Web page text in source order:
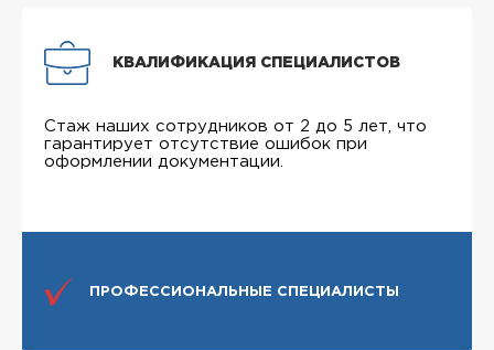
КВАЛИФИКАЦИЯ СПЕЦИАЛИСТОВ
Стаж наших сотрудников от 2 до 5 лет, что
гарантирует отсутствие ошибок при
оформлении документации.
ПРОФЕССИОНАЛЬНЫЕ СПЕЦИАЛИСТЫ